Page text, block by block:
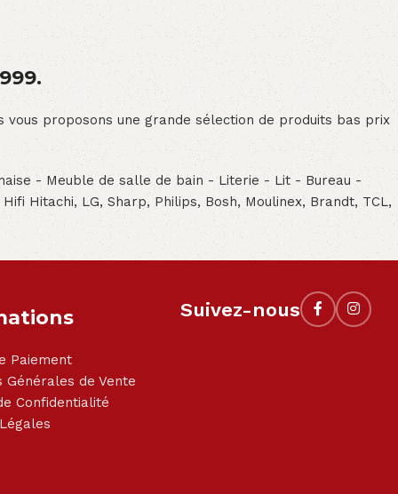
vous proposons une grande sélection de produits bas prix
- Meuble de salle de bain - Literie - Lit - Bureau -
Hitachi, LG, Sharp, Philips, Bosh, Moulinex, Brandt, TCL,
Paiement
Générales de Vente
Confidentialité
Suivez-nous